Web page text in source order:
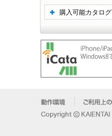
購入可能カタログ